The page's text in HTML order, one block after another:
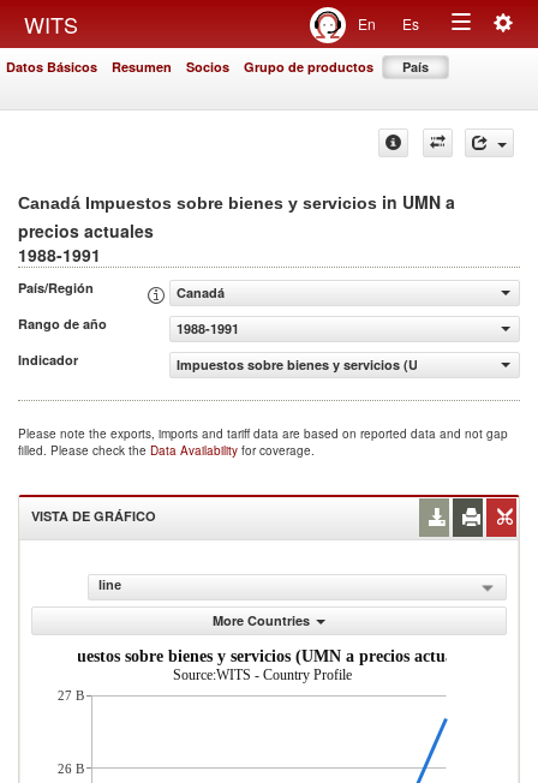
WITS En Es
Toggle
Datos Básicos Resumen Socios Grupo de productos País
Canadá Impuestos sobre bienes y servicios in UMN a
precios actuales
1988-1991
País/Región
Canadá
Rango de año
1988-1991
Indicador
Impuestos sobre bienes y servicios (UMN a precios
Please note the exports, imports and tariff data are based on reported data and not gap
filled. Please check the Data Availability for coverage.
VISTA DE GRÁFICO
line
More Countries
Impuestos sobre bienes y servicios (UMN a precios actuales)
Source:WITS - Country Profile
27 B
26 B